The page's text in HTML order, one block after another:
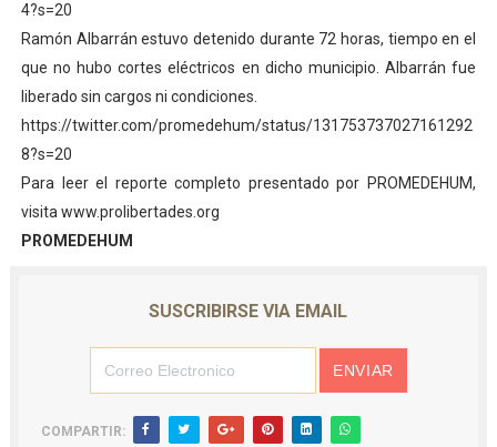
4?s=20
Ramón Albarrán estuvo detenido durante 72 horas, tiempo en el
que no hubo cortes eléctricos en dicho municipio. Albarrán fue
liberado sin cargos ni condiciones.
https://twitter.com/promedehum/status/131753737027161292
8?s=20
Para leer el reporte completo presentado por PROMEDEHUM,
visita www.prolibertades.org
PROMEDEHUM
SUSCRIBIRSE VIA EMAIL
COMPARTIR: